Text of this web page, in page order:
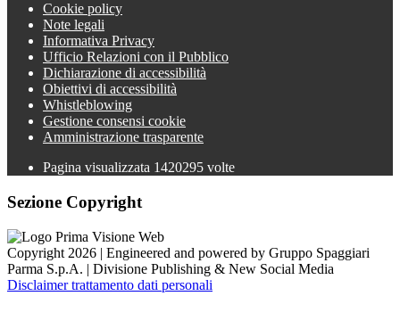
Cookie policy
Note legali
Informativa Privacy
Ufficio Relazioni con il Pubblico
Dichiarazione di accessibilità
Obiettivi di accessibilità
Whistleblowing
Gestione consensi cookie
Amministrazione trasparente
Pagina visualizzata 1420295 volte
Sezione Copyright
Copyright 2026 | Engineered and powered by Gruppo Spaggiari
Parma S.p.A. | Divisione Publishing & New Social Media
Disclaimer trattamento dati personali